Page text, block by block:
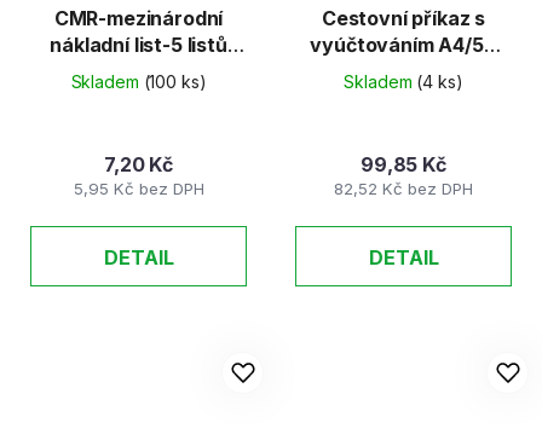
CMR-mezinárodní
nákladní list-5 listů
německá verze
Skladem (100 ks)
5,95 Kč bez DPH
7,20 Kč
DETAIL
Cestovní příkaz s
vyúčtováním A4/50
listů
Skladem (4 ks)
82,52 Kč bez DPH
99,85 Kč
DETAIL